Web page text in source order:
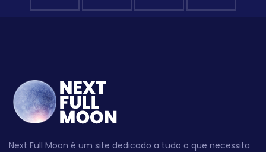
Next Full Moon é um site dedicado a tudo o que necessita